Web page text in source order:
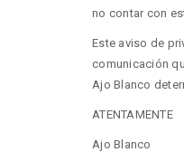
no contar con
Este aviso de
comunicación
Ajo Blanco
ATENTAMENTE
Ajo Blanco